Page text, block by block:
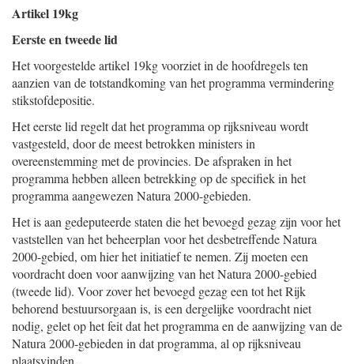
Artikel 19kg
Eerste en tweede lid
Het voorgestelde artikel 19kg voorziet in de hoofdregels ten
aanzien van de totstandkoming van het programma vermindering
stikstofdepositie.
Het eerste lid regelt dat het programma op rijksniveau wordt
vastgesteld, door de meest betrokken ministers in
overeenstemming met de provincies. De afspraken in het
programma hebben alleen betrekking op de specifiek in het
programma aangewezen Natura 2000-gebieden.
Het is aan gedeputeerde staten die het bevoegd gezag zijn voor het
vaststellen van het beheerplan voor het desbetreffende Natura
2000-gebied, om hier het initiatief te nemen. Zij moeten een
voordracht doen voor aanwijzing van het Natura 2000-gebied
(tweede lid). Voor zover het bevoegd gezag een tot het Rijk
behorend bestuursorgaan is, is een dergelijke voordracht niet
nodig, gelet op het feit dat het programma en de aanwijzing van de
Natura 2000-gebieden in dat programma, al op rijksniveau
plaatsvinden.